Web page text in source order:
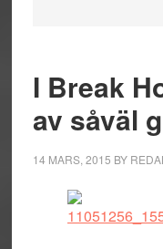
I Break
av såväl
14 MARS, 2015 BY